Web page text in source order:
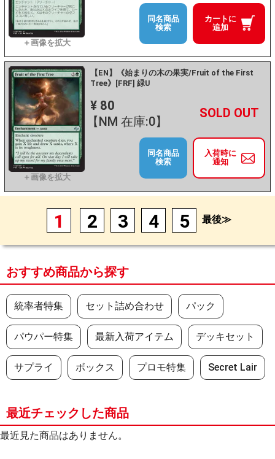
カートに
追加
同名商品
検索
【EN】《始まりの木の果実/Fruit of the First
Tree》[FRF] 緑U
¥ 80
【NM 在庫:0】
－ +
入荷時に
通知
同名商品
検索
1 2 3 4 5 最後≫
おすすめ商品から探す
統率者特集 セット詰め合わせ パック
パウパー特集 最新入荷アイテム デッキセット
サプライ ボックス プロモ特集 Secret Lair
最近チェックした商品
最近見た商品はありません。